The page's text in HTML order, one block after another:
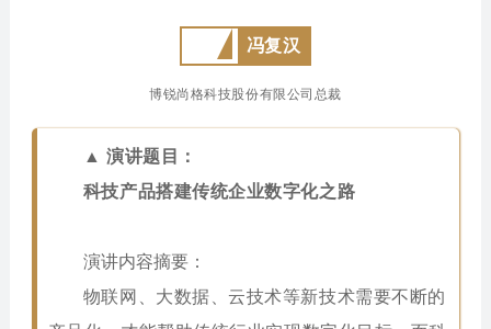
冯复汉
博锐尚格科技股份有限公司总裁
▲ 演讲题目：
科技产品搭建传统企业数字化之路
演讲内容摘要：
物联网、大数据、云技术等新技术需要不断的